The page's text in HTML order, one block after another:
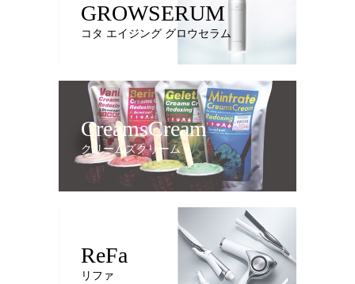
GROWSERUM
コタ エイジング グロウセラム
CreamsCream
クリームズクリーム
ReFa
リファ